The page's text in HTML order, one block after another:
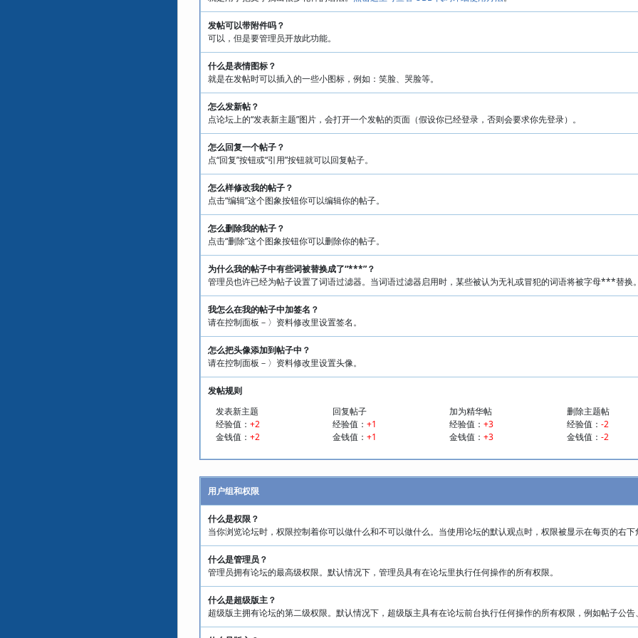
发帖可以带附件吗？
可以，但是要管理员开放此功能。
什么是表情图标？
就是在发帖时可以插入的一些小图标，例如：笑脸、哭脸等。
怎么发新帖？
点论坛上的“发表新主题”图片，会打开一个发帖的页面（假设你已经登录，否则会要求你先登录）。
怎么回复一个帖子？
点“回复”按钮或“引用”按钮就可以回复帖子。
怎么样修改我的帖子？
点击“编辑”这个图象按钮你可以编辑你的帖子。
怎么删除我的帖子？
点击“删除”这个图象按钮你可以删除你的帖子。
为什么我的帖子中有些词被替换成了“***”？
管理员也许已经为帖子设置了词语过滤器。当词语过滤器启用时，某些被认为无礼或冒犯的词语将被字母***替换
我怎么在我的帖子中加签名？
请在控制面板－〉资料修改里设置签名。
怎么把头像添加到帖子中？
请在控制面板－〉资料修改里设置头像。
发帖规则
发表新主题
经验值： +2
金钱值： +2
回复帖子
经验值： +1
金钱值： +1
加为精华帖
经验值： +3
金钱值： +3
删除主题帖
经验值： -2
金钱值： -2
用户组和权限
什么是权限？
当你浏览论坛时，权限控制着你可以做什么和不可以做什么。当使用论坛的默认观点时，权限被显示在每页的右
什么是管理员？
管理员拥有论坛的最高级权限。默认情况下，管理员具有在论坛里执行任何操作的所有权限。
什么是超级版主？
超级版主拥有论坛的第二级权限。默认情况下，超级版主具有在论坛前台执行任何操作的所有权限，例如帖子公